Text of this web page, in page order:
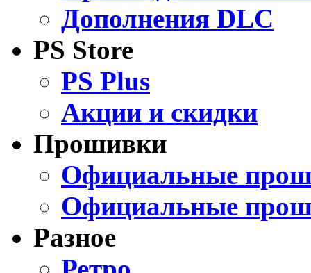
Дополнения DLC
PS Store
PS Plus
Акции и скидки
Прошивки
Официальные
Официальные
Разное